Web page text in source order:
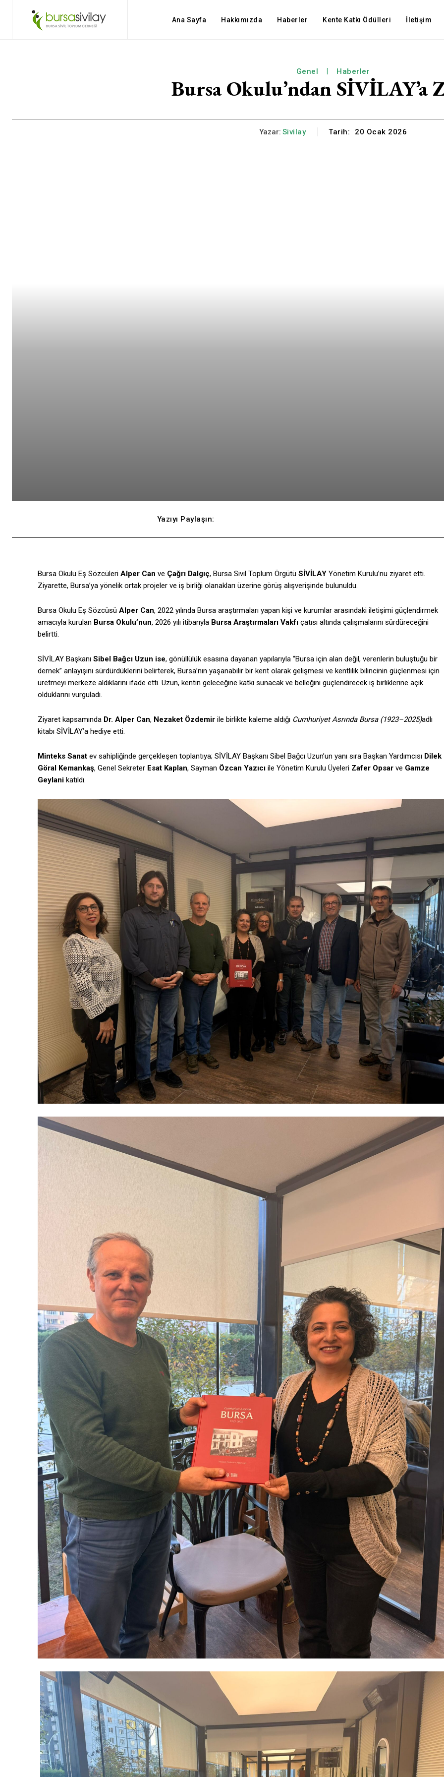
Ana Sayfa Hakkımızda Haberler Kente Katkı Ödülleri İletişim
Genel Haberler
Bursa Okulu’ndan SİVİLAY’a
Yazar: Sivilay Tarih: 20 Ocak 2026
Yazıyı Paylaşın:
Bursa Okulu Eş Sözcüleri Alper Can ve Çağrı Dalgıç, Bursa Sivil Toplum Örgütü SİVİLAY Yönetim Kurulu’nu ziyaret etti.
Ziyarette, Bursa’ya yönelik ortak projeler ve iş birliği olanakları üzerine görüş alışverişinde bulunuldu.
Bursa Okulu Eş Sözcüsü Alper Can, 2022 yılında Bursa araştırmaları yapan kişi ve kurumlar arasındaki iletişimi güçlendirmek
amacıyla kurulan Bursa Okulu’nun, 2026 yılı itibarıyla Bursa Araştırmaları Vakfı çatısı altında çalışmalarını sürdüreceğini
belirtti.
SİVİLAY Başkanı Sibel Bağcı Uzun ise, gönüllülük esasına dayanan yapılarıyla “Bursa için alan değil, verenlerin buluştuğu bir
dernek” anlayışını sürdürdüklerini belirterek, Bursa’nın yaşanabilir bir kent olarak gelişmesi ve kentlilik bilincinin güçlenmesi için
üretmeyi merkeze aldıklarını ifade etti. Uzun, kentin geleceğine katkı sunacak ve belleğini güçlendirecek iş birliklerine açık
olduklarını vurguladı.
Ziyaret kapsamında Dr. Alper Can, Nezaket Özdemir ile birlikte kaleme aldığı Cumhuriyet Asrında Bursa (1923–2025)adlı
kitabı SİVİLAY’a hediye etti.
Minteks Sanat ev sahipliğinde gerçekleşen toplantıya; SİVİLAY Başkanı Sibel Bağcı Uzun’un yanı sıra Başkan Yardımcısı Dilek
Göral Kemankaş, Genel Sekreter Esat Kaplan, Sayman Özcan Yazıcı ile Yönetim Kurulu Üyeleri Zafer Opsar ve Gamze
Geylani katıldı.